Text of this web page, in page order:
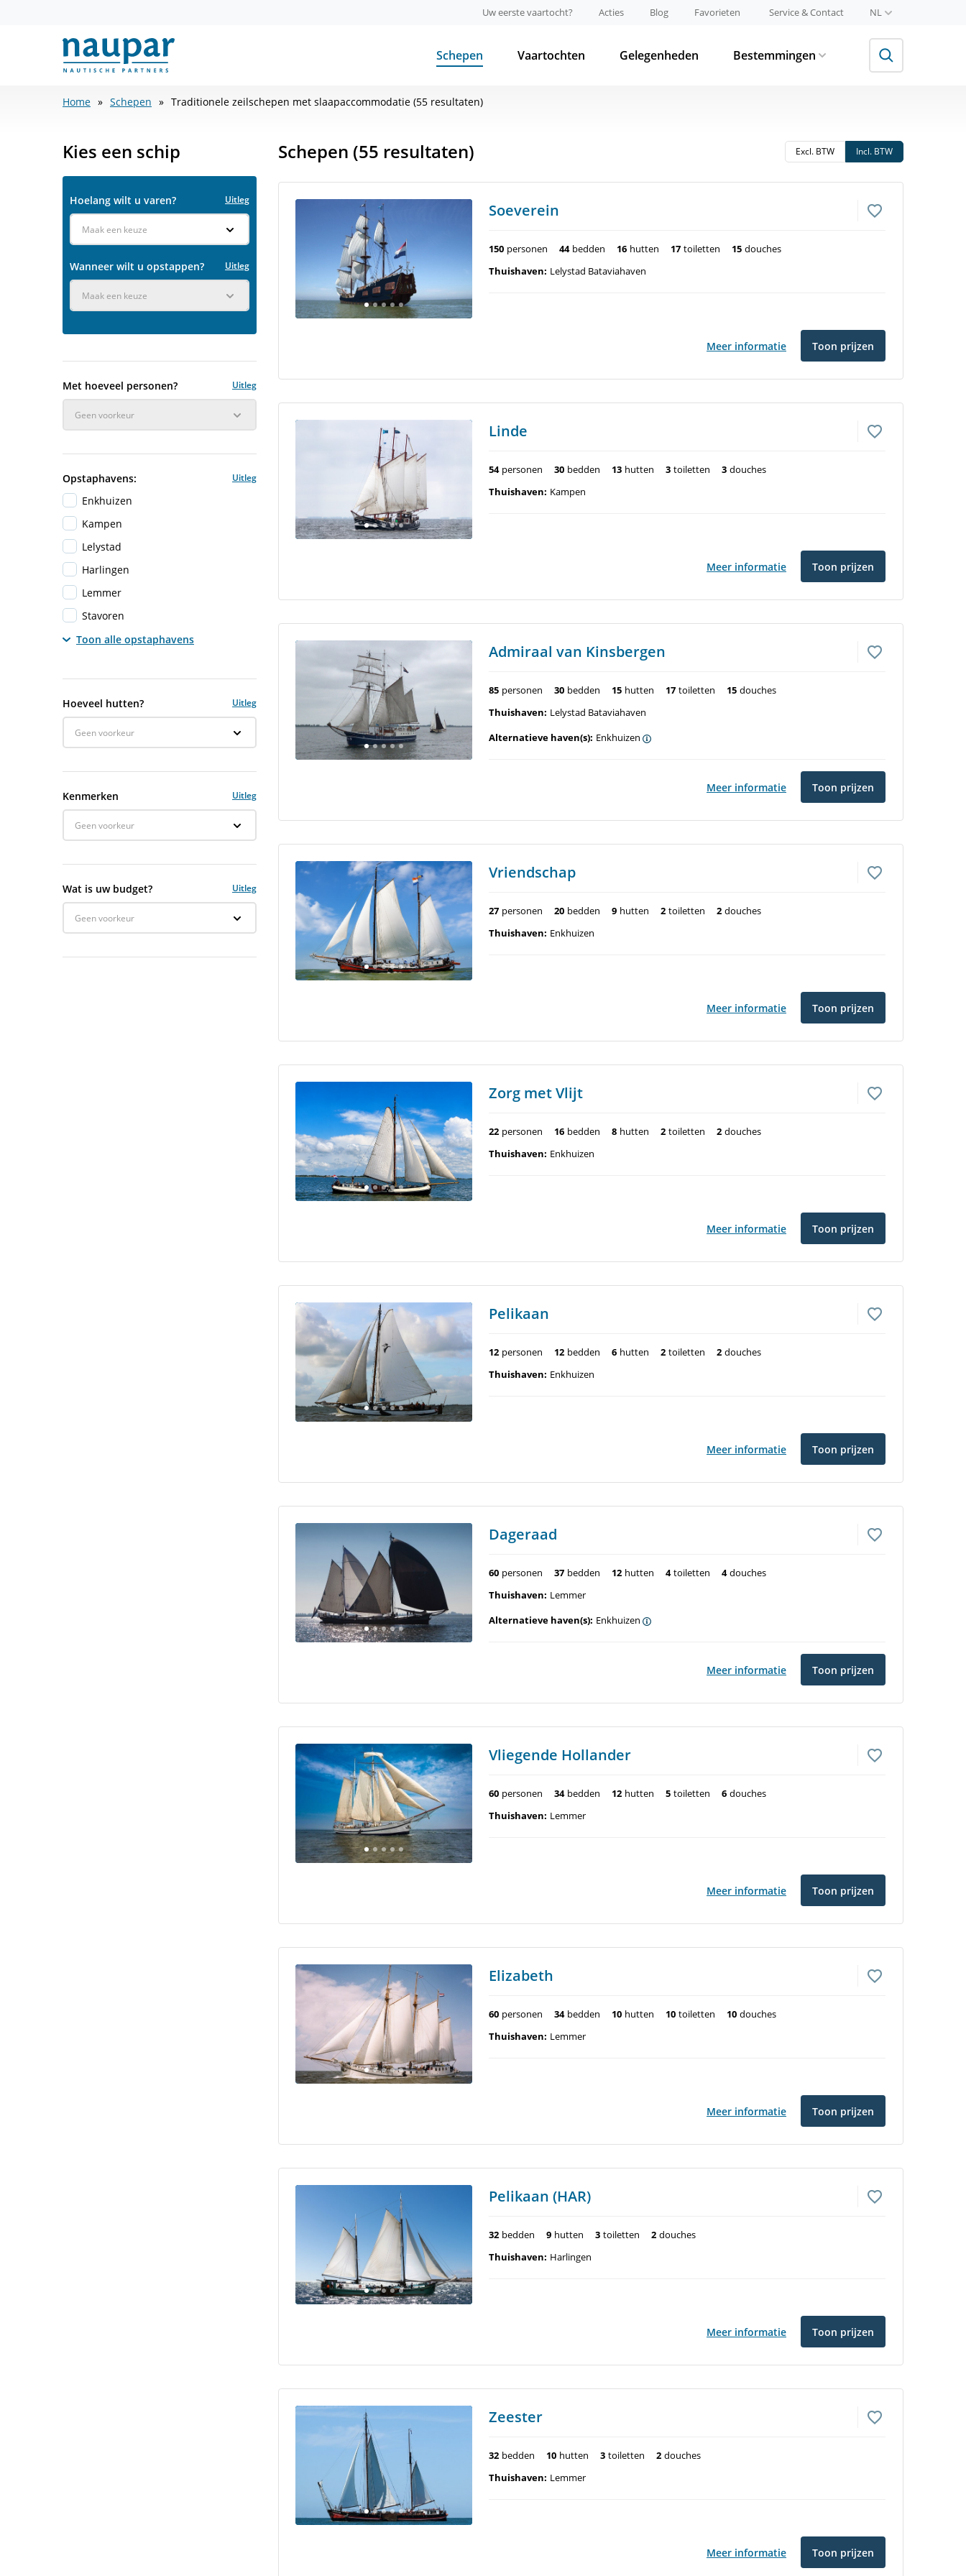
Uw eerste vaartocht? Acties Blog Favorieten Service & Contact NL
Schepen Vaartochten Gelegenheden Bestemmingen
Home Schepen Traditionele zeilschepen met slaapaccommodatie (55 resultaten)
Kies een schip
Hoelang wilt u varen? Uitleg
Maak een keuze
Wanneer wilt u opstappen? Uitleg
Maak een keuze
Met hoeveel personen? Uitleg
Geen voorkeur
Opstaphavens: Uitleg
Enkhuizen
Kampen
Lelystad
Harlingen
Lemmer
Stavoren
Toon alle opstaphavens
Hoeveel hutten? Uitleg
Geen voorkeur
Kenmerken Uitleg
Geen voorkeur
Wat is uw budget? Uitleg
Geen voorkeur
Schepen (55 resultaten) Excl. BTW Incl. BTW
Soeverein
150 personen 44 bedden 16 hutten 17 toiletten 15 douches
Thuishaven: Lelystad Bataviahaven
Meer informatie Toon prijzen
Linde
54 personen 30 bedden 13 hutten 3 toiletten 3 douches
Thuishaven: Kampen
Meer informatie Toon prijzen
Admiraal van Kinsbergen
85 personen 30 bedden 15 hutten 17 toiletten 15 douches
Thuishaven: Lelystad Bataviahaven
Alternatieve haven(s): Enkhuizen
Meer informatie Toon prijzen
Vriendschap
27 personen 20 bedden 9 hutten 2 toiletten 2 douches
Thuishaven: Enkhuizen
Meer informatie Toon prijzen
Zorg met Vlijt
22 personen 16 bedden 8 hutten 2 toiletten 2 douches
Thuishaven: Enkhuizen
Meer informatie Toon prijzen
Pelikaan
12 personen 12 bedden 6 hutten 2 toiletten 2 douches
Thuishaven: Enkhuizen
Meer informatie Toon prijzen
Dageraad
60 personen 37 bedden 12 hutten 4 toiletten 4 douches
Thuishaven: Lemmer
Alternatieve haven(s): Enkhuizen
Meer informatie Toon prijzen
Vliegende Hollander
60 personen 34 bedden 12 hutten 5 toiletten 6 douches
Thuishaven: Lemmer
Meer informatie Toon prijzen
Elizabeth
60 personen 34 bedden 10 hutten 10 toiletten 10 douches
Thuishaven: Lemmer
Meer informatie Toon prijzen
Pelikaan (HAR)
32 bedden 9 hutten 3 toiletten 2 douches
Thuishaven: Harlingen
Meer informatie Toon prijzen
Zeester
32 bedden 10 hutten 3 toiletten 2 douches
Thuishaven: Lemmer
Meer informatie Toon prijzen